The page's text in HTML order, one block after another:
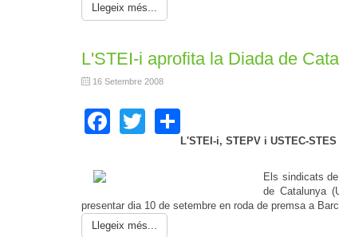
Llegeix més...
L'STEI-i aprofita la Diada de
16 Setembre 2008
Facebook
Twitter
L'STEI-i, STEPV i USTEC-
Els sindicats
de Catalunya
presentar dia 10 de setembre en roda de premsa a
Llegeix més...